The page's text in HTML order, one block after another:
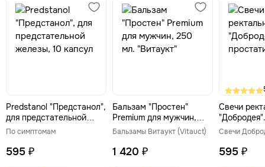
Predstanol "Предстанол",
для предстательной
железы, 10 капсул
По симптомам
595 ₽
Бальзам "Простен"
Premium для мужчин,
250 мл. "Витаукт"
Бальзамы Витаукт (Vitauct)
1 420 ₽
Свечи
595 ₽